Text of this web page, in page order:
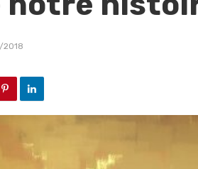
2018